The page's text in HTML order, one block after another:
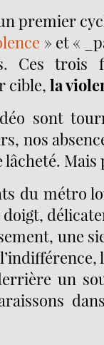
premier
» et «
Ces trois
cible,la
sont
nos
Mais
du métro
une
un